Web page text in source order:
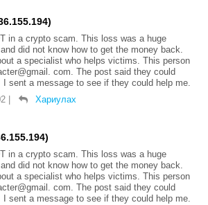
in a crypto scam. This loss was a huge
did not know how to get the money back.
a specialist who helps victims. This person
com. The post said they could
sent a message to see if they could help me.
Хариулах
in a crypto scam. This loss was a huge
did not know how to get the money back.
a specialist who helps victims. This person
com. The post said they could
sent a message to see if they could help me.